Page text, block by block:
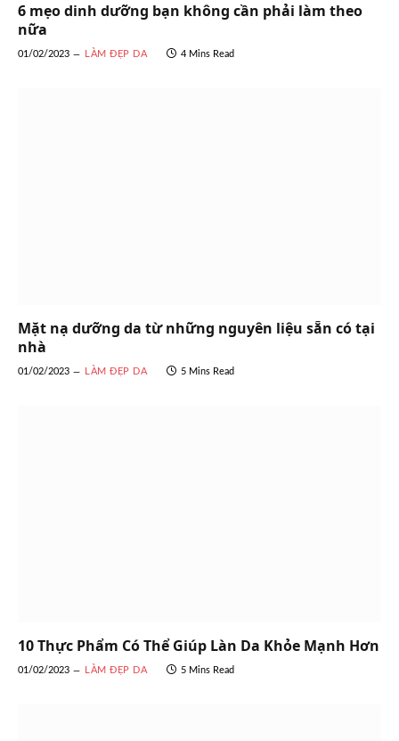
6 mẹo dinh dưỡng bạn không cần phải làm theo
nữa
01/02/2023 LÀM ĐẸP DA 4 Mins Read
Mặt nạ dưỡng da từ những nguyên liệu sẵn có tại
nhà
01/02/2023 LÀM ĐẸP DA 5 Mins Read
10 Thực Phẩm Có Thể Giúp Làn Da Khỏe Mạnh Hơn
01/02/2023 LÀM ĐẸP DA 5 Mins Read